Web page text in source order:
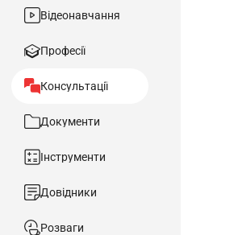
Відеонавчання
Професії
Консультації
Документи
Інструменти
Довідники
Розваги